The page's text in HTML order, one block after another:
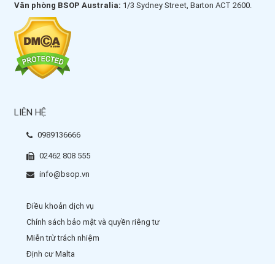
Văn phòng BSOP Australia: 1/3 Sydney Street, Barton ACT 2600.
LIÊN HỆ
0989136666
02462 808 555
info@bsop.vn
Điều khoản dịch vụ
Chính sách bảo mật và quyền riêng tư
Miễn trừ trách nhiệm
Định cư Malta